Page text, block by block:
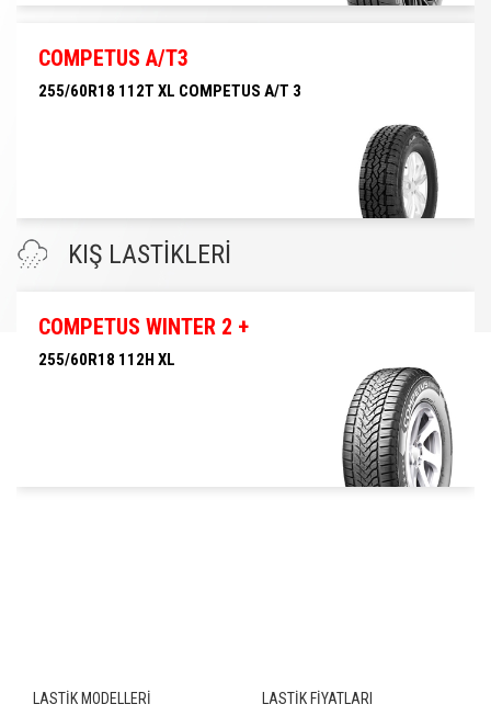
COMPETUS A/T3
255/60R18 112T XL COMPETUS A/T 3
KIŞ LASTİKLERİ
COMPETUS WINTER 2 +
255/60R18 112H XL
LASTİK MODELLERİ LASTİK FİYATLARI